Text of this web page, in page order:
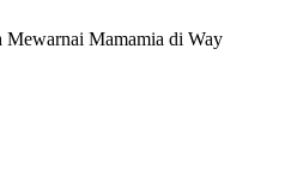
Mewarnai Mamamia di Way